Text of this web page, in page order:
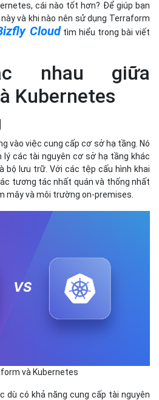
cái nào tốt hơn? Để giúp bạn
và khi nào nên sử dụng Terraform
Cloudtìm hiểu trong bài viết
nhau giữa
Kubernetes
vào việc cung cấp cơ sở hạ tầng. Nó
lý các tài nguyên cơ sở hạ tầng khác
bộ lưu trữ. Với các tệp cấu hình khai
tương tác nhất quán và thống nhất
mây và môi trường on-premises.
và Kubernetes
dù có khả năng cung cấp tài nguyên